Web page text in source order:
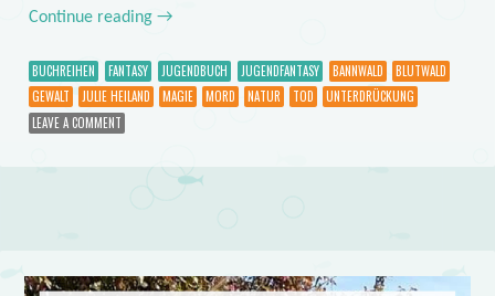
Continue reading →
BUCHREIHEN FANTASY JUGENDBUCH JUGENDFANTASY BANNWALD
BLUTWALD
GEWALT
JULIE HEILAND MAGIE MORD NATUR TOD
UNTERDRÜCKUNG
LEAVE A COMMENT
Post navigation